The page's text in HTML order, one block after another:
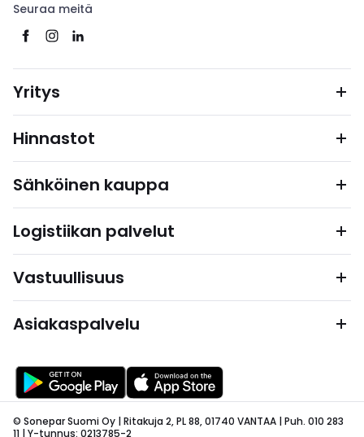
Seuraa meitä
Yritys
Hinnastot
Sähköinen kauppa
Logistiikan palvelut
Vastuullisuus
Asiakaspalvelu
© Sonepar Suomi Oy | Ritakuja 2, PL 88, 01740 VANTAA | Puh. 010 283
11 | Y-tunnus: 0213785-2